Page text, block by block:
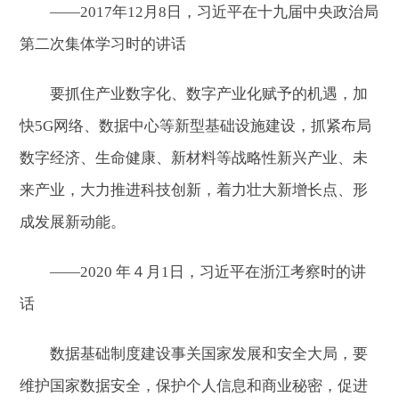
——2017年12月8日，习近平在十九届中央政治局
第二次集体学习时的讲话
要抓住产业数字化、数字产业化赋予的机遇，加
快5G网络、数据中心等新型基础设施建设，抓紧布局
数字经济、生命健康、新材料等战略性新兴产业、未
来产业，大力推进科技创新，着力壮大新增长点、形
成发展新动能。
——2020 年４月1日，习近平在浙江考察时的讲
话
数据基础制度建设事关国家发展和安全大局，要
维护国家数据安全，保护个人信息和商业秘密，促进